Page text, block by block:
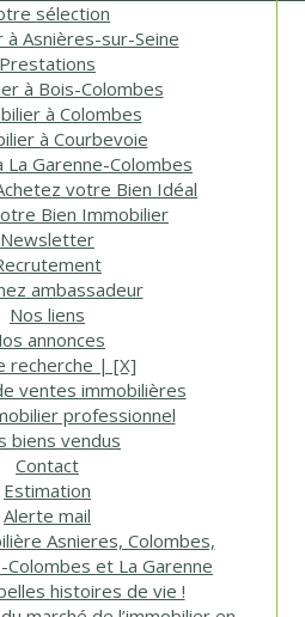
sélection
à Asnières-sur-Seine
Prestations
à Bois-Colombes
à Colombes
à Courbevoie
La Garenne-Colombes
votre Bien Idéal
Bien Immobilier
Newsletter
ambassadeur
Nos liens
annonces
recherche | [X]
ventes immobilières
professionnel
biens vendus
Contact
Estimation
Alerte mail
Asnieres, Colombes,
et La Garenne
histoires de vie !